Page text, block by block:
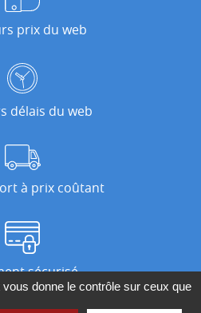
prix du web
délais du web
à prix coûtant
sécurisé
donne le contrôle sur ceux que